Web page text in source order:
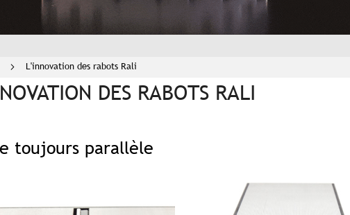
L'innovation des rabots Rali
DES RABOTS RALI
toujours parallèle